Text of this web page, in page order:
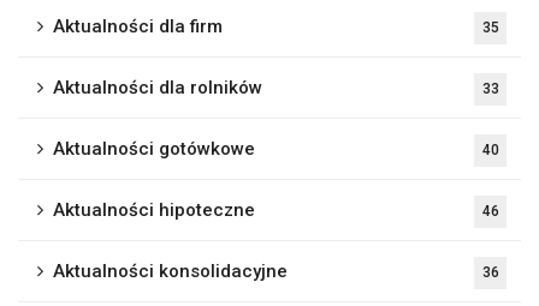
Aktualności dla firm 35
Aktualności dla rolników 33
Aktualności gotówkowe 40
Aktualności hipoteczne 46
Aktualności konsolidacyjne 36